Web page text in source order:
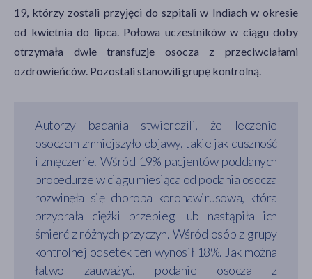
19, którzy zostali przyjęci do szpitali w Indiach w okresie
od kwietnia do lipca. Połowa uczestników w ciągu doby
otrzymała dwie transfuzje osocza z przeciwciałami
ozdrowieńców. Pozostali stanowili grupę kontrolną.
Autorzy badania stwierdzili, że leczenie
osoczem zmniejszyło objawy, takie jak duszność
i zmęczenie. Wśród 19% pacjentów poddanych
procedurze w ciągu miesiąca od podania osocza
rozwinęła się choroba koronawirusowa, która
przybrała ciężki przebieg lub nastąpiła ich
śmierć z różnych przyczyn. Wśród osób z grupy
kontrolnej odsetek ten wynosił 18%. Jak można
łatwo zauważyć, podanie osocza z